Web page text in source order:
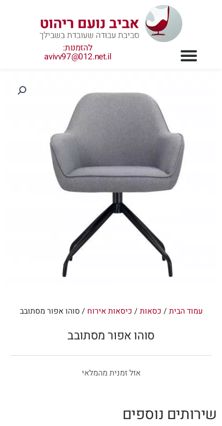
להזמנות:
avivv97@012.net.il
עמוד הבית / כסאות / כיסאות אירוח / סוהו אפור מסתובב
סוהו אפור מסתובב
אזל זמנית מהמלאי
שירותים נוספים